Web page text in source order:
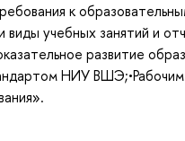
к
учебных занятий и
развитие
НИУ